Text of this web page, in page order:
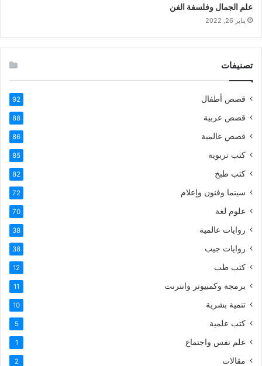
علم الجمال وفلسفة الفن
يناير 26, 2022
تصنيفات
قصص أطفال 92
قصص عربية 88
قصص عالمية 86
كتب تربوية 85
كتب طبخ 82
سينما وفنون وإعلام 72
علوم لغة 70
روايات عالمية 38
روايات جيب 38
كتب طب 12
برمجة وكمبيوتر وانترنت 11
تنمية بشرية 10
كتب علمية 5
علم نفس واجتماع 1
مقالات 2